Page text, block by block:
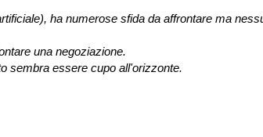
ha numerose sfida da affrontare ma
una negoziazione.
sembra essere cupo all'orizzonte.